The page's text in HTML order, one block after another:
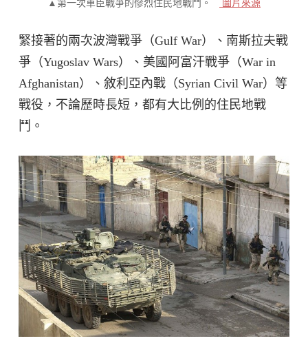
▲第一次車臣戰爭的慘烈住民地戰鬥。 圖片來源
緊接著的兩次波灣戰爭（Gulf War）、南斯拉夫戰
爭（Yugoslav Wars）、美國阿富汗戰爭（War in
Afghanistan）、敘利亞內戰（Syrian Civil War）等
戰役，不論歷時長短，都有大比例的住民地戰
鬥。